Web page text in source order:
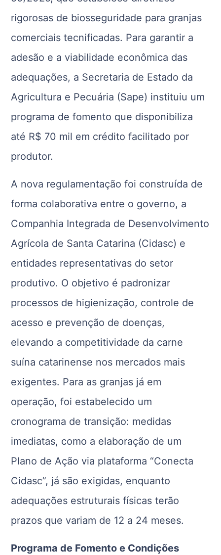
rigorosas de biosseguridade para granjas
comerciais tecnificadas. Para garantir a
adesão e a viabilidade econômica das
adequações, a Secretaria de Estado da
Agricultura e Pecuária (Sape) instituiu um
programa de fomento que disponibiliza
até R$ 70 mil em crédito facilitado por
produtor.
A nova regulamentação foi construída de
forma colaborativa entre o governo, a
Companhia Integrada de Desenvolvimento
Agrícola de Santa Catarina (Cidasc) e
entidades representativas do setor
produtivo. O objetivo é padronizar
processos de higienização, controle de
acesso e prevenção de doenças,
elevando a competitividade da carne
suína catarinense nos mercados mais
exigentes. Para as granjas já em
operação, foi estabelecido um
cronograma de transição: medidas
imediatas, como a elaboração de um
Plano de Ação via plataforma “Conecta
Cidasc”, já são exigidas, enquanto
adequações estruturais físicas terão
prazos que variam de 12 a 24 meses.
Programa de Fomento e Condições